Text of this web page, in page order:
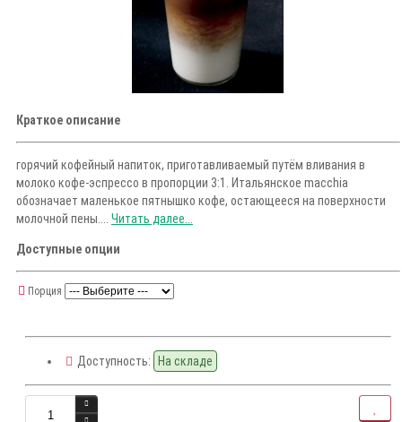
Краткое описание
горячий кофейный напиток, приготавливаемый путём вливания в
молоко кофе-эспрессо в пропорции 3:1. Итальянское macchia
обозначает маленькое пятнышко кофе, остающееся на поверхности
молочной пены.... Читать далее...
Доступные опции
Порция
Доступность: На складе